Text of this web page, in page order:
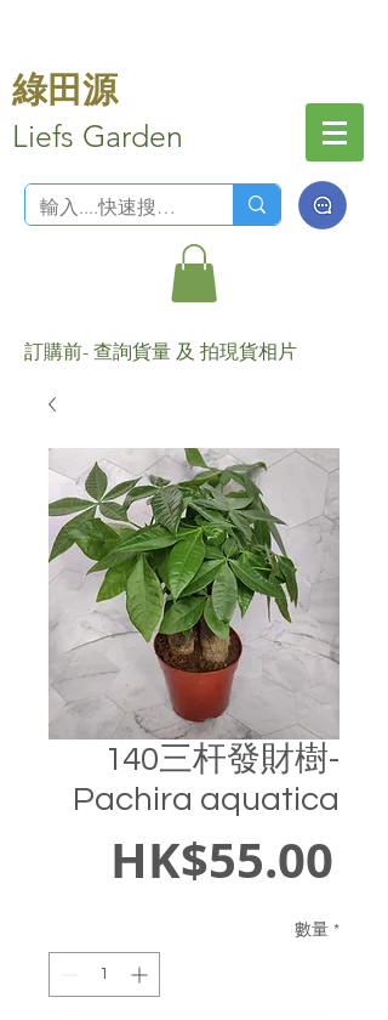
綠田源
Liefs Garden
訂購前- 查詢貨量 及 拍現貨相片
140三杆發財樹-
Pachira aquatica
HK$55.00
格
數量 *